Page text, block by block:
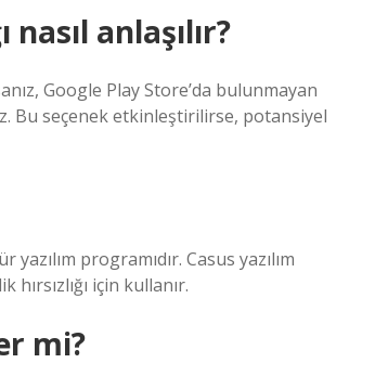
anlaşılır?
Google Play Store’da bulunmayan
Bu seçenek etkinleştirilirse, potansiyel
programıdır. Casus yazılım
için kullanır.
mi?